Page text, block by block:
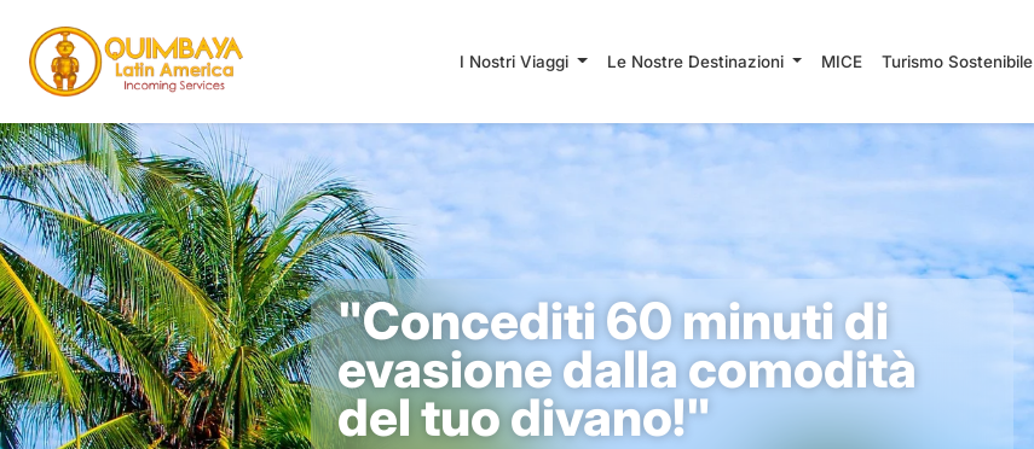
I Nostri Viaggi Le Nostre Destinazioni MICE Turismo Sostenibile
"Concediti 60 minuti di
evasione dalla comodità
del tuo divano!"